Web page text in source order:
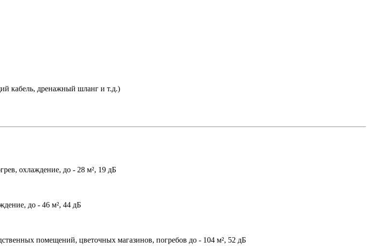
кабель, дренажный шланг и т.д.)
охлаждение, до - 28 м², 19 дБ
до - 46 м², 44 дБ
помещений, цветочных магазинов, погребов до - 104 м², 52 дБ